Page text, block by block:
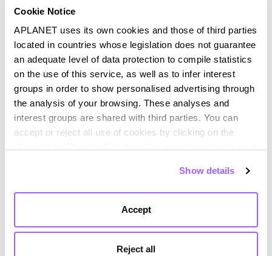
Cookie Notice
APLANET uses its own cookies and those of third parties
located in countries whose legislation does not guarantee
an adequate level of data protection to compile statistics
on the use of this service, as well as to infer interest
groups in order to show personalised advertising through
the analysis of your browsing. These analyses and
interest groups are shared with third parties. You can
accept or reject all use of cookies by clicking on the
out more about the use of cookies and your rights in our
Cookies Policy
Show details
Accept
Reject all
Frequentes
Quão seguros estão meus dados
com APLANET?
Armazenamos todos os dados em servidores dentro da
União Europeia, cumprindo integralmente o GDPR e outros
backups diários automaticamente para garantir que seus
APLANET pode ser integrado
com software de terceiros?